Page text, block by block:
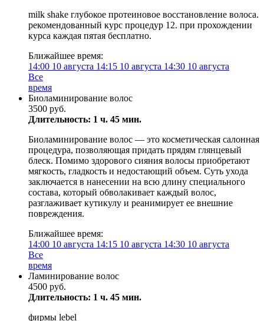
milk shake глубокое протеиновое восстановление волоса.
рекомендованный курс процедур 12. при прохождении
курса каждая пятая бесплатно.
Ближайшее время:
14:00 10 августа 14:15 10 августа 14:30 10 августа
Все
время
Биоламинирование волос
3500 руб.
Длительность: 1 ч. 45 мин.
Биоламинирование волос — это косметическая салонная
процедура, позволяющая придать прядям глянцевый
блеск. Помимо здорового сияния волосы приобретают
мягкость, гладкость и недостающий объем. Суть ухода
заключается в нанесении на всю длину специального
состава, который обволакивает каждый волос,
разглаживает кутикулу и реанимирует ее внешние
повреждения.
Ближайшее время:
14:00 10 августа 14:15 10 августа 14:30 10 августа
Все
время
Ламинирование волос
4500 руб.
Длительность: 1 ч. 45 мин.
фирмы lebel